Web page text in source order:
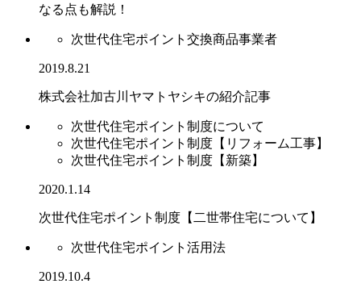
なる点も解説！
次世代住宅ポイント交換商品事業者
2019.8.21
株式会社加古川ヤマトヤシキの紹介記事
次世代住宅ポイント制度について
次世代住宅ポイント制度【リフォーム工事】
次世代住宅ポイント制度【新築】
2020.1.14
次世代住宅ポイント制度【二世帯住宅について】
次世代住宅ポイント活用法
2019.10.4